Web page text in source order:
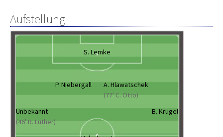
Aufstellung
S. Lemke
P. Niebergall
A. Hlawatschek
(77' C. Otto)
Unbekannt
(46' R. Luther)
B. Krügel